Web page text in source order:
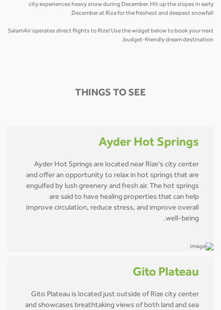
city experiences heavy snow during December. Hit up the slopes in early
December at Riza for the freshest and deepest snowfall.
SalamAir operates direct flights to Rize! Use the widget below to book your next
budget-friendly dream destination.
THINGS TO SEE
Ayder Hot Springs
Ayder Hot Springs are located near Rize's city center
and offer an opportunity to relax in hot springs that are
engulfed by lush greenery and fresh air. The hot springs
are said to have healing properties that can help
improve circulation, reduce stress, and improve overall
well-being.
Gito Plateau
Gito Plateau is located just outside of Rize city center
and showcases breathtaking views of both land and sea